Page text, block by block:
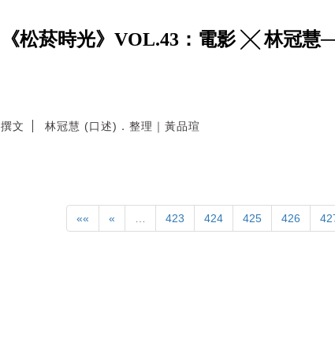
《松菸時光》VOL.43：電影 ╳ 林冠慧
撰文 林冠慧 (口述)．整理｜黃品瑄
«« « … 423 424 425 426